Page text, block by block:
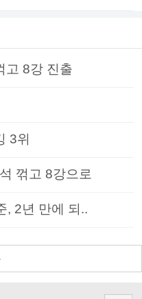
고 8강 진출
3위
꺾고 8강으로
, 2년 만에 되..